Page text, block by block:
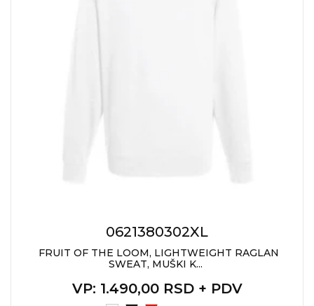
0621380302XL
FRUIT OF THE LOOM, LIGHTWEIGHT RAGLAN
SWEAT, MUŠKI K...
VP: 1.490,00 RSD + PDV